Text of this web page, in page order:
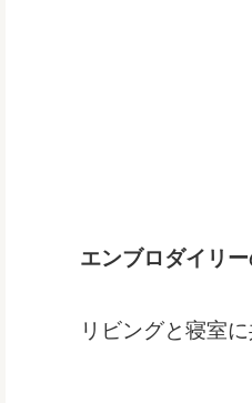
エンブロダイリ
リビングと寝室